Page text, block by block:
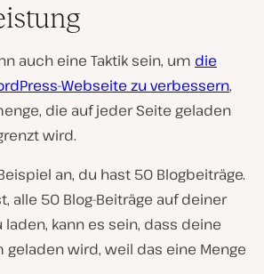
auch eine Taktik sein, um die
Webseite zu verbessern,
die auf jeder Seite geladen
wird.
an, du hast 50 Blogbeiträge.
alle 50 Blog-Beiträge auf deiner
laden, kann es sein, dass deine
geladen wird, weil das eine Menge